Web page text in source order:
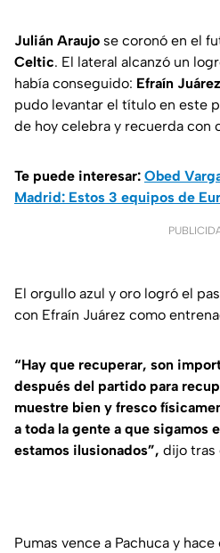
Julián Araujo se coronó en el
Celtic. El lateral alcanzó un
había conseguido: Efraín
pudo levantar el título en este
de hoy celebra y recuerda con
Te puede interesar: Obed
Madrid: Estos 3 equipos de
El orgullo azul y oro logró el
con Efraín Juárez como
“Hay que recuperar, son
después del partido para
muestre bien y fresco
a toda la gente a que sigamos
estamos ilusionados”, dijo tras
Pumas vence a Pachuca y